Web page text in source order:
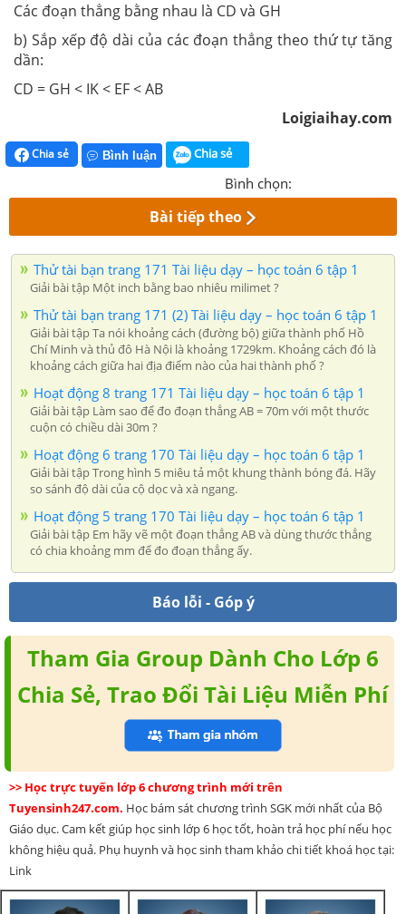
Các đoạn thẳng bằng nhau là CD và GH
b) Sắp xếp độ dài của các đoạn thẳng theo thứ tự tăng
dần:
CD = GH < IK < EF < AB
Loigiaihay.com
Chia sẻ Bình luận Chia sẻ
Bình chọn:
Bài tiếp theo
Thử tài bạn trang 171 Tài liệu dạy – học toán 6 tập 1
Giải bài tập Một inch bằng bao nhiêu milimet ?
Thử tài bạn trang 171 (2) Tài liệu dạy – học toán 6 tập 1
Giải bài tập Ta nói khoảng cách (đường bộ) giữa thành phố Hồ
Chí Minh và thủ đô Hà Nội là khoảng 1729km. Khoảng cách đó là
khoảng cách giữa hai địa điểm nào của hai thành phố ?
Hoạt động 8 trang 171 Tài liệu dạy – học toán 6 tập 1
Giải bài tập Làm sao để đo đoạn thẳng AB = 70m với một thước
cuộn có chiều dài 30m ?
Hoạt động 6 trang 170 Tài liệu dạy – học toán 6 tập 1
Giải bài tập Trong hình 5 miêu tả một khung thành bóng đá. Hãy
so sánh độ dài của cộ dọc và xà ngang.
Hoạt động 5 trang 170 Tài liệu dạy – học toán 6 tập 1
Giải bài tập Em hãy vẽ một đoạn thẳng AB và dùng thước thẳng
có chia khoảng mm để đo đoạn thẳng ấy.
Báo lỗi - Góp ý
Tham Gia Group Dành Cho Lớp 6
Chia Sẻ, Trao Đổi Tài Liệu Miễn Phí
>> Học trực tuyến lớp 6 chương trình mới trên
Tuyensinh247.com. Học bám sát chương trình SGK mới nhất của Bộ
Giáo dục. Cam kết giúp học sinh lớp 6 học tốt, hoàn trả học phí nếu học
không hiệu quả. Phụ huynh và học sinh tham khảo chi tiết khoá học tại:
Link